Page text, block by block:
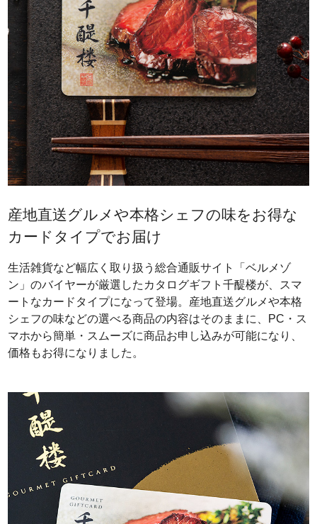
産地直送グルメや本格シェフの味をお得な
カードタイプでお届け
生活雑貨など幅広く取り扱う総合通販サイト「ベルメゾ
ン」のバイヤーが厳選したカタログギフト千醍楼が、スマ
ートなカードタイプになって登場。産地直送グルメや本格
シェフの味などの選べる商品の内容はそのままに、PC・ス
マホから簡単・スムーズに商品お申し込みが可能になり、
価格もお得になりました。